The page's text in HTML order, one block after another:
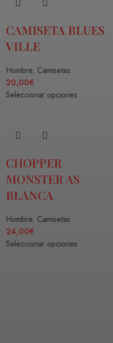
CAMISETA BLUES
VILLE
Hombre, Camisetas
20,00€
Seleccionar opciones
CHOPPER
MONSTER AS
BLANCA
Hombre, Camisetas
24,00€
Seleccionar opciones